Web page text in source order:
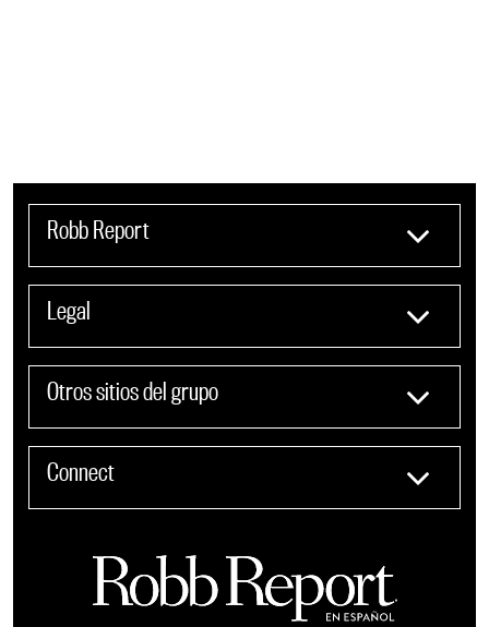
Robb Report
Legal
Otros sitios del grupo
Connect